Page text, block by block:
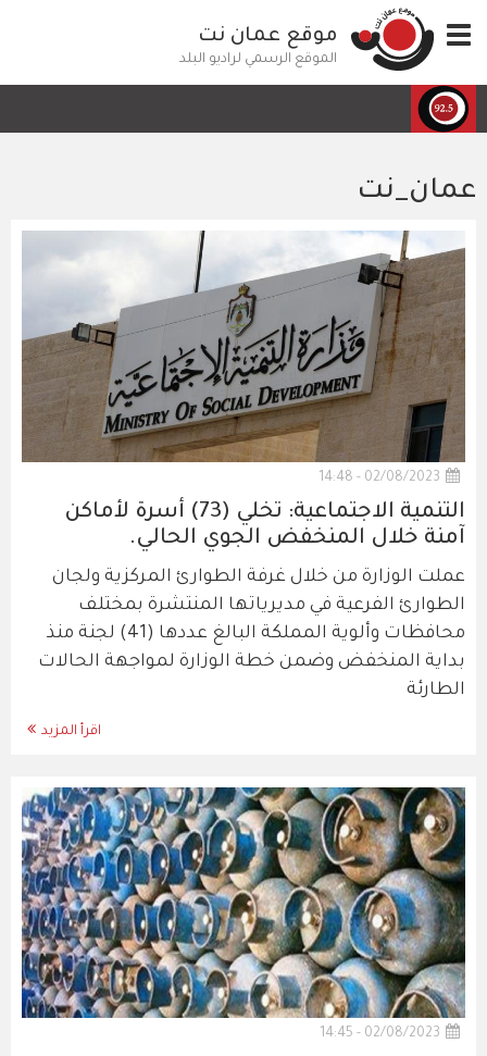
إلى
المحتوى
الرئيسي
Toggle
navigation
موقع عمان نت
الموقع الرسمي لراديو البلد
عمان_نت
02/08/2023 - 14:48
التنمية الاجتماعية: تخلي (73) أسرة لأماكن
آمنة خلال المنخفض الجوي الحالي.
عملت الوزارة من خلال غرفة الطوارئ المركزية ولجان
الطوارئ الفرعية في مديرياتها المنتشرة بمختلف
محافظات وألوية المملكة البالغ عددها (41) لجنة منذ
بداية المنخفض وضمن خطة الوزارة لمواجهة الحالات
الطارئة
اقرأ المزيد
02/08/2023 - 14:45